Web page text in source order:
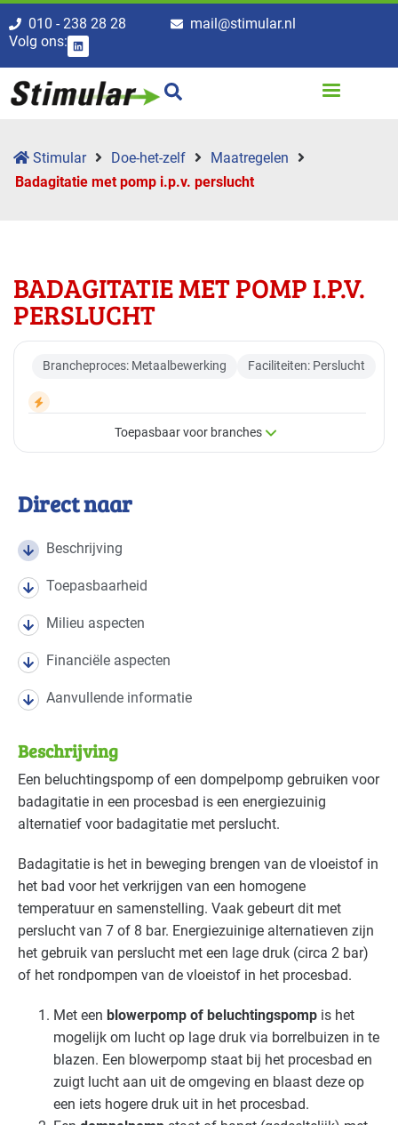
010 - 238 28 28
mail@stimular.nl
Volg ons:
Stimular Doe-het-zelf
Maatregelen
Badagitatie met pomp i.p.v. perslucht
BADAGITATIE MET POMP I.P.V.
PERSLUCHT
Brancheproces: Metaalbewerking Faciliteiten: Perslucht
Toepasbaar voor branches
Toepasbaar voor branches
branches
Industrie - metalektro
Direct naar
Beschrijving
Toepasbaarheid
Milieu aspecten
Financiële aspecten
Aanvullende informatie
Beschrijving
Een beluchtingspomp of een dompelpomp gebruiken voor
badagitatie in een procesbad is een energiezuinig
alternatief voor badagitatie met perslucht.
Badagitatie is het in beweging brengen van de vloeistof in
het bad voor het verkrijgen van een homogene
temperatuur en samenstelling. Vaak gebeurt dit met
perslucht van 7 of 8 bar. Energiezuinige alternatieven zijn
het gebruik van perslucht met een lage druk (circa 2 bar)
of het rondpompen van de vloeistof in het procesbad.
Met een blowerpomp of beluchtingspomp is het
mogelijk om lucht op lage druk via borrelbuizen in te
blazen. Een blowerpomp staat bij het procesbad en
zuigt lucht aan uit de omgeving en blaast deze op
een iets hogere druk uit in het procesbad.